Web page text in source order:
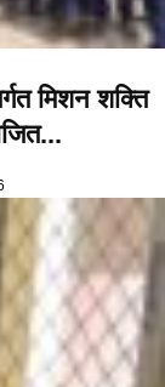
मिशन शक्ति